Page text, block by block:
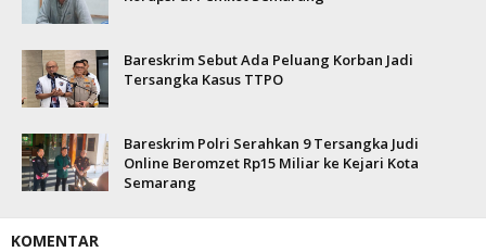
Bareskrim Sebut Ada Peluang Korban Jadi
Tersangka Kasus TTPO
Bareskrim Polri Serahkan 9 Tersangka Judi
Online Beromzet Rp15 Miliar ke Kejari Kota
Semarang
KOMENTAR